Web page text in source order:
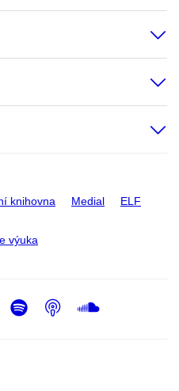
knihovna Medial ELF
výuka
Youtube
Spotify
Podcast